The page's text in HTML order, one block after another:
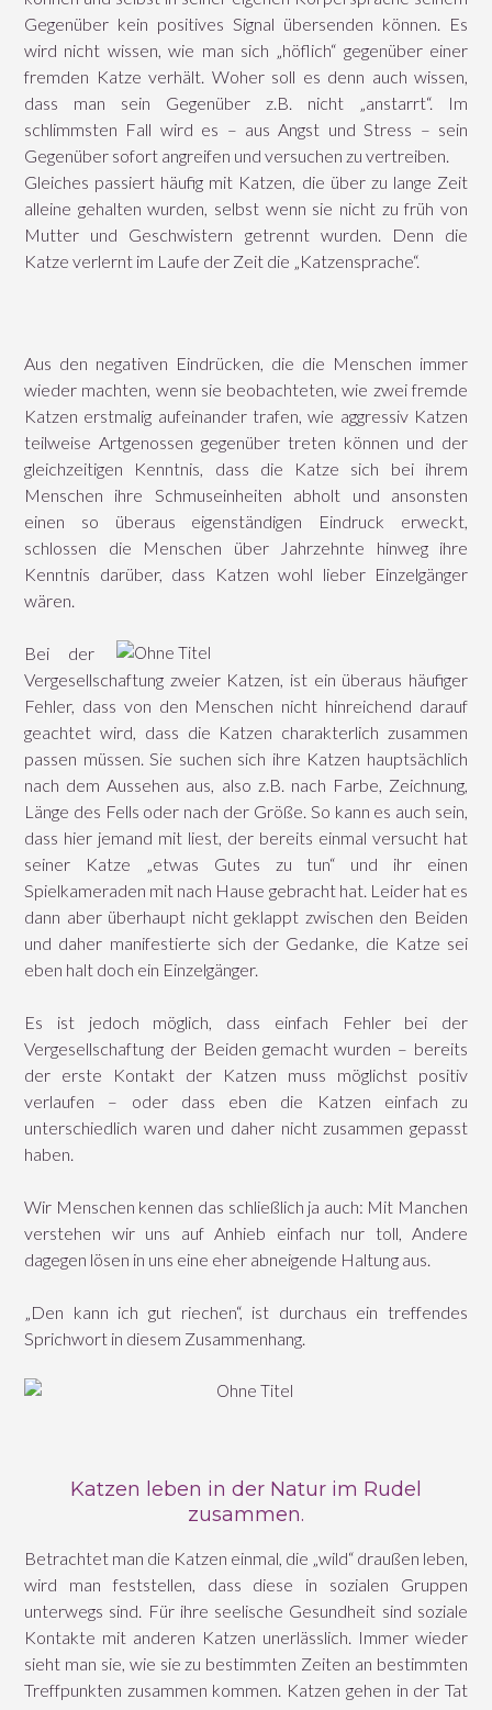
Gegenüber kein positives Signal übersenden können. Es
wird nicht wissen, wie man sich „höflich“ gegenüber einer
fremden Katze verhält. Woher soll es denn auch wissen,
dass man sein Gegenüber z.B. nicht „anstarrt“. Im
schlimmsten Fall wird es – aus Angst und Stress – sein
Gegenüber sofort angreifen und versuchen zu vertreiben.
Gleiches passiert häufig mit Katzen, die über zu lange Zeit
alleine gehalten wurden, selbst wenn sie nicht zu früh von
Mutter und Geschwistern getrennt wurden. Denn die
Katze verlernt im Laufe der Zeit die „Katzensprache“.
Aus den negativen Eindrücken, die die Menschen immer
wieder machten, wenn sie beobachteten, wie zwei fremde
Katzen erstmalig aufeinander trafen, wie aggressiv Katzen
teilweise Artgenossen gegenüber treten können und der
gleichzeitigen Kenntnis, dass die Katze sich bei ihrem
Menschen ihre Schmuseinheiten abholt und ansonsten
einen so überaus eigenständigen Eindruck erweckt,
schlossen die Menschen über Jahrzehnte hinweg ihre
Kenntnis darüber, dass Katzen wohl lieber Einzelgänger
wären.
Bei der
Vergesellschaftung zweier Katzen, ist ein überaus häufiger
Fehler, dass von den Menschen nicht hinreichend darauf
geachtet wird, dass die Katzen charakterlich zusammen
passen müssen. Sie suchen sich ihre Katzen hauptsächlich
nach dem Aussehen aus, also z.B. nach Farbe, Zeichnung,
Länge des Fells oder nach der Größe. So kann es auch sein,
dass hier jemand mit liest, der bereits einmal versucht hat
seiner Katze „etwas Gutes zu tun“ und ihr einen
Spielkameraden mit nach Hause gebracht hat. Leider hat es
dann aber überhaupt nicht geklappt zwischen den Beiden
und daher manifestierte sich der Gedanke, die Katze sei
eben halt doch ein Einzelgänger.
Es ist jedoch möglich, dass einfach Fehler bei der
Vergesellschaftung der Beiden gemacht wurden – bereits
der erste Kontakt der Katzen muss möglichst positiv
verlaufen – oder dass eben die Katzen einfach zu
unterschiedlich waren und daher nicht zusammen gepasst
haben.
Wir Menschen kennen das schließlich ja auch: Mit Manchen
verstehen wir uns auf Anhieb einfach nur toll, Andere
dagegen lösen in uns eine eher abneigende Haltung aus.
„Den kann ich gut riechen“, ist durchaus ein treffendes
Sprichwort in diesem Zusammenhang.
Katzen leben in der Natur im Rudel
zusammen.
Betrachtet man die Katzen einmal, die „wild“ draußen leben,
wird man feststellen, dass diese in sozialen Gruppen
unterwegs sind. Für ihre seelische Gesundheit sind soziale
Kontakte mit anderen Katzen unerlässlich. Immer wieder
sieht man sie, wie sie zu bestimmten Zeiten an bestimmten
Treffpunkten zusammen kommen. Katzen gehen in der Tat